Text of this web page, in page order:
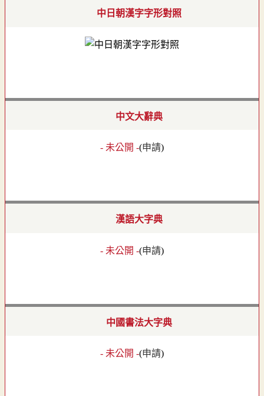
中日朝漢字字形對照
中文大辭典
- 未公開 -(申請)
漢語大字典
- 未公開 -(申請)
中國書法大字典
- 未公開 -(申請)